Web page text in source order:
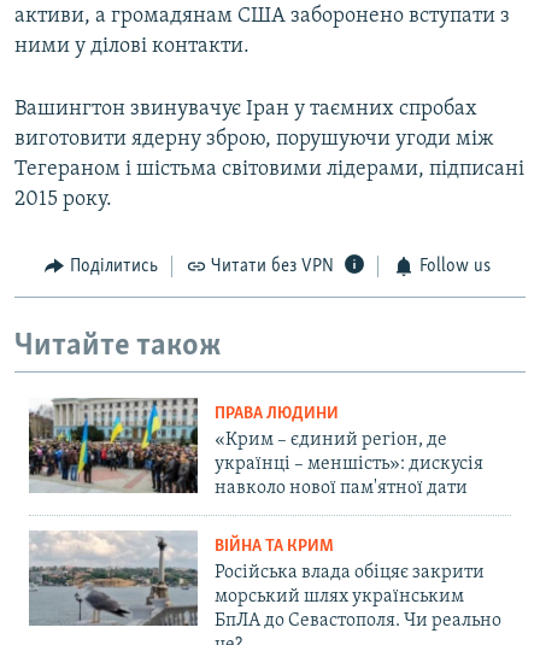
активи, а громадянам США заборонено вступати з
ними у ділові контакти.
Вашингтон звинувачує Іран у таємних спробах
виготовити ядерну зброю, порушуючи угоди між
Тегераном і шістьма світовими лідерами, підписані
2015 року.
Поділитись Читати без VPN Follow us
Читайте також
ПРАВА ЛЮДИНИ
«Крим – єдиний регіон, де
українці – меншість»: дискусія
навколо нової пам'ятної дати
ВІЙНА ТА КРИМ
Російська влада обіцяє закрити
морський шлях українським
БпЛА до Севастополя. Чи реально